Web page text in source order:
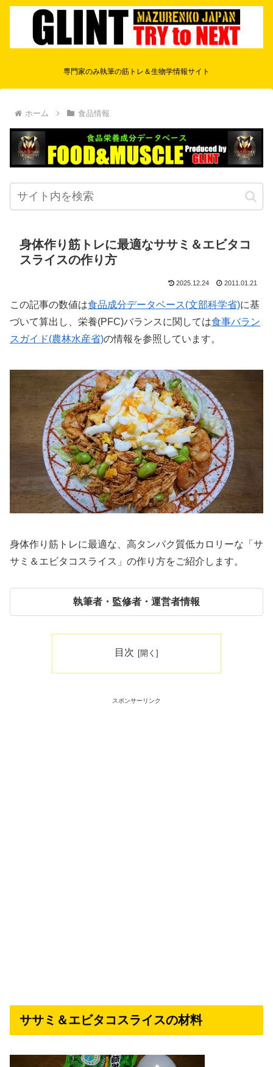
専門家のみ執筆の筋トレ＆生物学情報サイト
ホーム 食品情報
身体作り筋トレに最適なササミ＆エビタコ
スライスの作り方
2025.12.24 2011.01.21
この記事の数値は食品成分データベース(文部科学省)に基
づいて算出し、栄養(PFC)バランスに関しては食事バラン
スガイド(農林水産省)の情報を参照しています。
身体作り筋トレに最適な、高タンパク質低カロリーな「サ
サミ＆エビタコスライス」の作り方をご紹介します。
執筆者・監修者・運営者情報
目次
スポンサーリンク
ササミ＆エビタコスライスの材料